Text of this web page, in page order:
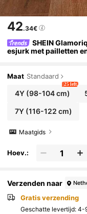
42.34€
SHEIN
esjurk met pailletten
Maat Standaard
4Y(98-104 cm)
25 left
7Y(116-122 cm)
Maatgids
Hoev.:
Verzenden naar
Gratis verzending
Geschatte levertijd: 4-